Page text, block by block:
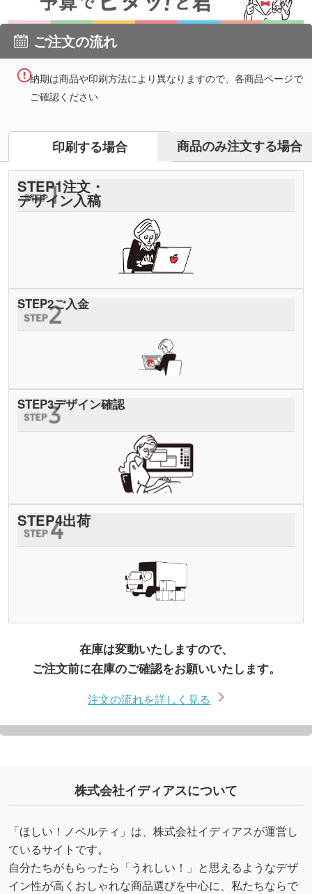
ご注文の流れ
納期は商品や印刷方法により異なりますので、各商品ページで
ご確認ください
印刷する場合 商品のみ注文する場合
STEP1注文・
デザイン入稿
STEP2ご入金
STEP3デザイン確認
STEP4出荷
在庫は変動いたしますので、
ご注文前に在庫のご確認をお願いいたします。
注文の流れを詳しく見る
株式会社イディアスについて
「ほしい！ノベルティ」は、株式会社イディアスが運営し
ているサイトです。
自分たちがもらったら「うれしい！」と思えるようなデザ
イン性が高くおしゃれな商品選びを中心に、私たちならで